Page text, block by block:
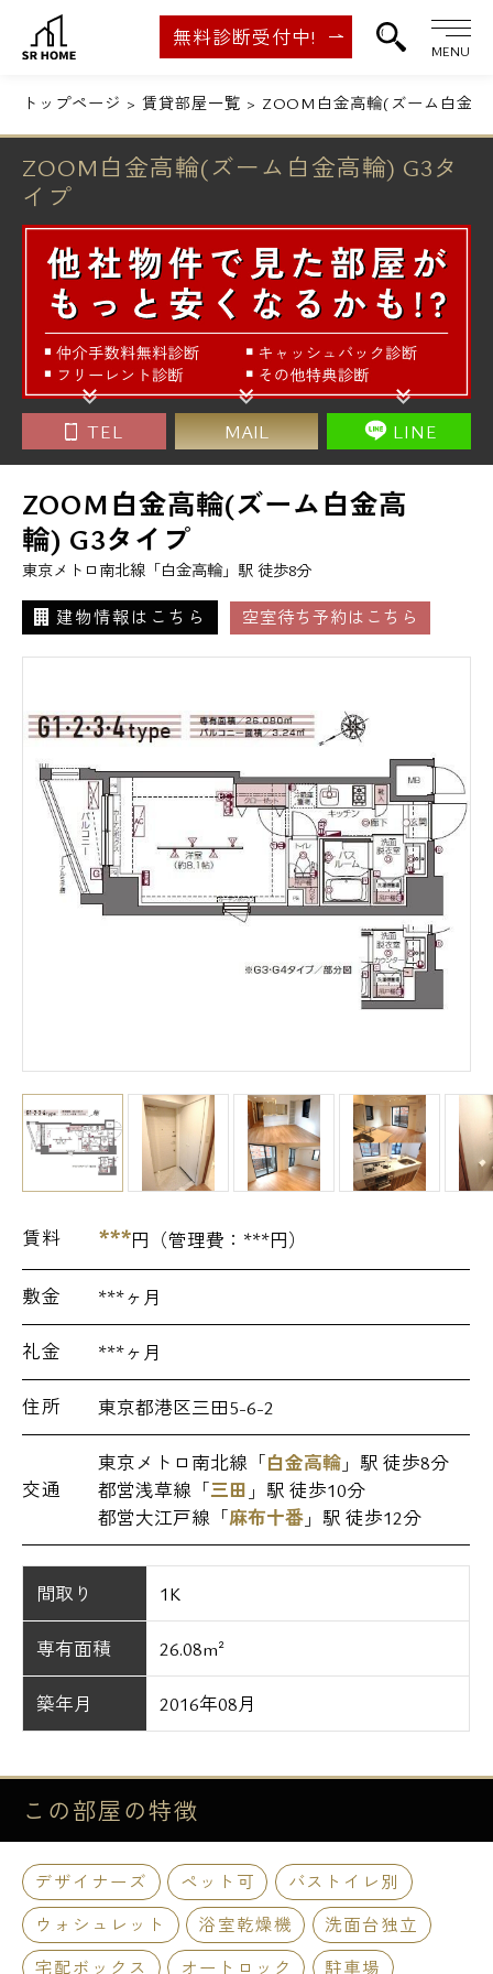
無料診断受付中!
MENU
トップページ 賃貸部屋一覧 ZOOM白金高輪(ズーム白金
ZOOM白金高輪(ズーム白金高輪) G3タ
イプ
TEL MAIL LINE
ZOOM白金高輪(ズーム白金高
輪) G3タイプ
東京メトロ南北線「白金高輪」駅 徒歩8分
建物情報はこちら 空室待ち予約はこちら
賃料 ***円（管理費： ***円）
敷金 ***ヶ月
礼金 ***ヶ月
住所 東京都港区三田5-6-2
交通
東京メトロ南北線「白金高輪 」駅 徒歩8分
都営浅草線「三田 」駅 徒歩10分
都営大江戸線「麻布十番 」駅 徒歩12分
間取り 1K
専有面積 26.08m²
築年月 2016年08月
この部屋の特徴
デザイナーズ ペット可
バストイレ別
ウォシュレット
浴室乾燥機
洗面台独立
宅配ボックス
オートロック 駐車場